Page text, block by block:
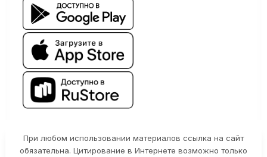
При любом использовании материалов ссылка на сайт
обязательна. Цитирование в Интернете возможно только